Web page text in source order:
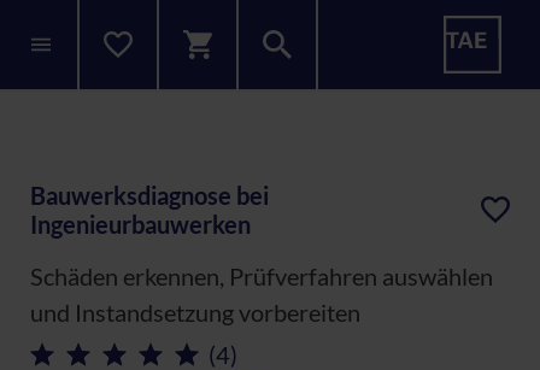
Bauwerksdiagnose bei
Ingenieurbauwerken
Schäden erkennen, Prüfverfahren auswählen
und Instandsetzung vorbereiten
(4)